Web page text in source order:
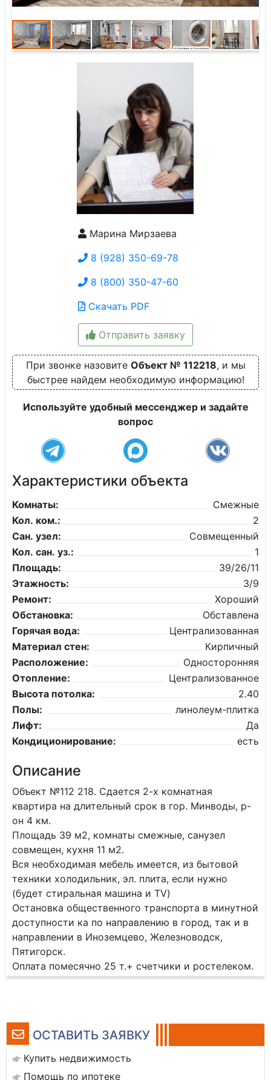
ОСТАВИТЬ ЗАЯВКУ
Купить недвижимость
Помощь по ипотеке
Марина Мирзаева
8 (928) 350-69-78
8 (800) 350-47-60
Скачать PDF
Отправить заявку
При звонке назовите Объект № 112218, и мы
быстрее найдем необходимую информацию!
Используйте удобный мессенджер и задайте
вопрос
Характеристики объекта
Комнаты:
Смежные
Кол. ком.:
2
Сан. узел:
Совмещенный
Кол. сан. уз.:
1
Площадь:
39/26/11
Этажность:
3/9
Ремонт:
Хороший
Обстановка:
Обставлена
Горячая вода:
Централизованная
Материал стен:
Кирпичный
Расположение:
Односторонняя
Отопление:
Централизованное
Высота потолка:
2.40
Полы:
линолеум-плитка
Лифт:
Да
Кондиционирование:
есть
Описание
Объект №112 218. Сдается 2-х комнатная
квартира на длительный срок в гор. Минводы, р-
он 4 км.
Площадь 39 м2, комнаты смежные, санузел
совмещен, кухня 11 м2.
Вся необходимая мебель имеется, из бытовой
техники холодильник, эл. плита, если нужно
(будет стиральная машина и TV)
Остановка общественного транспорта в минутной
доступности ка по направлению в город, так и в
направлении в Иноземцево, Железноводск,
Пятигорск.
Оплата помесячно 25 т.+ счетчики и ростелеком.